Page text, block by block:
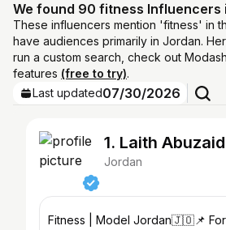
We found 90 fitness Influencers
These influencers mention 'fitness' in
have audiences primarily in Jordan.
run a custom search, check out
features (free to try).
Last updated07/30/2026
1. Laith Abuzaid
Jordan
Fitness | Model Jordan🇯🇴📌 For